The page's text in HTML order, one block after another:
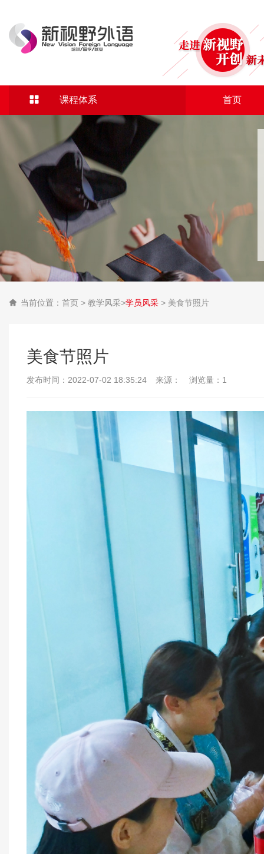
 课程体系 首页
 当前位置： 首页 > 教学风采>学员风采 > 美食节照片
美食节照片
发布时间：2022-07-02 18:35:24 来源： 浏览量：1